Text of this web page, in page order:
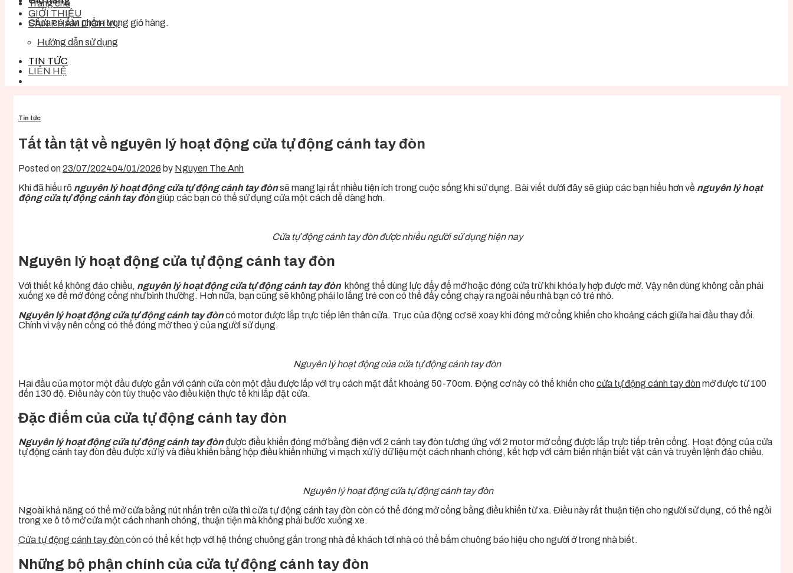
Chưa có sản phẩm trong giỏ hàng.
Trang chủ
GIỚI THIỆU
SẢN PHẨM DỊCH VỤ
Hướng dẫn sử dụng
TIN TỨC
LIÊN HỆ
Tin tức
Tất tần tật về nguyên lý hoạt động cửa tự động cánh tay đòn
Posted on23/07/202404/01/2026 by Nguyen The Anh
Khi đã hiểu rõ nguyên lý hoạt động cửa tự động cánh tay đònsẽ mang lại rất nhiều tiện ích trong cuộc sống khi sử dụng. Bài viết dưới đây sẽ giúp các bạn hiểu hơn về nguyên lý hoạt
động cửa tự động cánh tay đòngiúp các bạn có thể sử dụng cửa một cách dễ dàng hơn.
Cửa tự động cánh tay đòn được nhiều người sử dụng hiện nay
Nguyên lý hoạt động cửa tự động cánh tay đòn
Với thiết kế không đảo chiều, nguyên lý hoạt động cửa tự động cánh tay đònkhông thể dùng lực đẩy để mở hoặc đóng cửa trừ khi khóa ly hợp được mở. Vậy nên dùng không cần phải
xuống xe để mở đóng cổng như bình thường. Hơn nữa, bạn cũng sẽ không phải lo lắng trẻ con có thể đẩy cổng chạy ra ngoài nếu nhà bạn có trẻ nhỏ.
Nguyên lý hoạt động cửa tự động cánh tay đòncó motor được lắp trực tiếp lên thân cửa. Trục của động cơ sẽ xoay khi đóng mở cổng khiến cho khoảng cách giữa hai đầu thay đổi.
Chính vì vậy nên cổng có thể đóng mở theo ý của người sử dụng.
Nguyên lý hoạt động của cửa tự động cánh tay đòn
Hai đầu của motor một đầu được gắn với cánh cửa còn một đầu được lắp với trụ cách mặt đất khoảng 50-70cm. Động cơ này có thể khiến cho cửa tự động cánh tay đònmở được từ 100
đến 130 độ. Điều này còn tùy thuộc vào điều kiện thực tế khi lắp đặt cửa.
Đặc điểm của cửa tự động cánh tay đòn
Nguyên lý hoạt động cửa tự động cánh tay đònđược điều khiển đóng mở bằng điện với 2 cánh tay đòn tương ứng với 2 motor mở cổng được lắp trực tiếp trên cổng. Hoạt động của cửa
tự động cánh tay đòn đều được xử lý và điều khiển bằng hộp điều khiển những vi mạch xử lý dữ liệu một cách nhanh chóng, kết hợp với cảm biến nhận biết vật cản và truyền lệnh đảo chiều.
Nguyên lý hoạt động cửa tự động cánh tay đòn
Ngoài khả năng có thể mở cửa bằng nút nhấn trên cửa thì cửa tự động cánh tay đòn còn có thể đóng mở cổng bằng điều khiển từ xa. Điều này rất thuận tiện cho người sử dụng, có thể ngồi
trong xe ô tô mở cửa một cách nhanh chóng, thuận tiện mà không phải bước xuống xe.
Cửa tự động cánh tay đòncòn có thể kết hợp với hệ thống chuông gắn trong nhà để khách tới nhà có thể bấm chuông báo hiệu cho người ở trong nhà biết.
Những bộ phận chính của cửa tự động cánh tay đòn